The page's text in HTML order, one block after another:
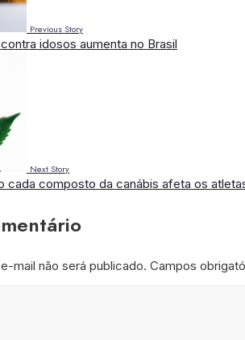
Previous Story
idosos aumenta no Brasil
Next Story
cada composto da canábis afeta os
mail não será publicado. Campos